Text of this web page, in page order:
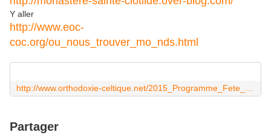
Y aller
http://www.eoc-
coc.org/ou_nous_trouver_mo_nds.html
Partager